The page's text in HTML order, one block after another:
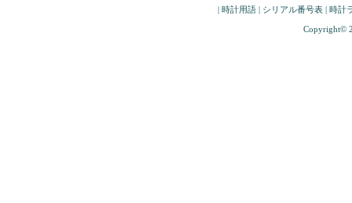
| 時計用語 | シリアル番号表 | 時計
Copyright©